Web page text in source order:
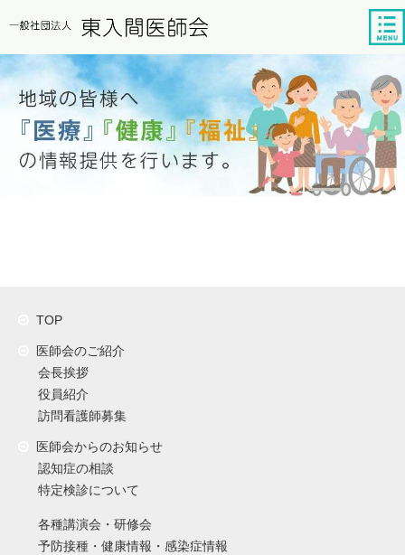
TOP
医師会のご紹介
会長挨拶
役員紹介
訪問看護師募集
医師会からのお知らせ
認知症の相談
特定検診について
各種講演会・研修会
予防接種・健康情報・感染症情報